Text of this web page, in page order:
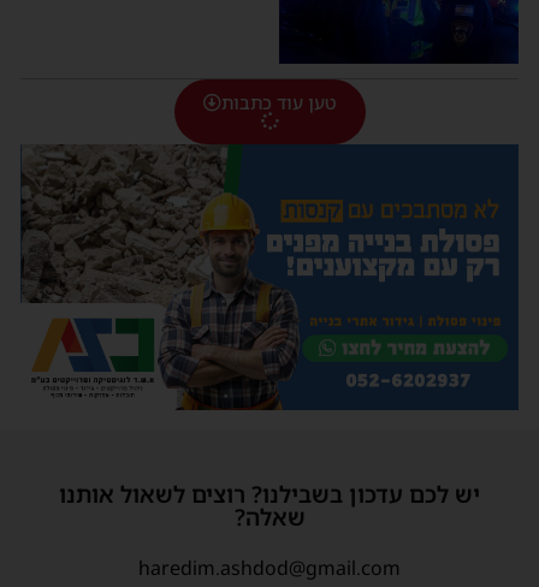
טען עוד כתבות
יש לכם עדכון בשבילנו? רוצים לשאול אותנו
שאלה?
haredim.ashdod@gmail.com